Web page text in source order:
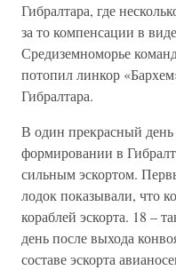
Гибралтара, где
за то компенсации в
Средиземноморье
потопил линкор
Гибралтара.
В один прекрасный
формировании в
сильным эскортом.
лодок показывали, что
кораблей эскорта. 18 –
день после выхода
составе эскорта